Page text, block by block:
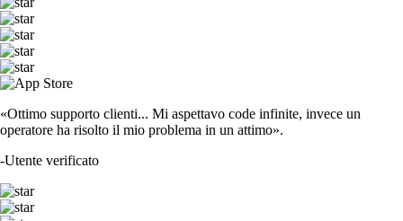
«Ottimo supporto clienti... Mi aspettavo code infinite, invece un
operatore ha risolto il mio problema in un attimo».
-Utente verificato